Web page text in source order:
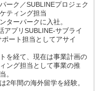
ーク／SUBLINEプロジェク
ティング担当
ターパークに入社。
アプリSUBLINE-サブライ
ート担当としてアサイ
を経て、現在は事業計画の
ング担当として事業の推
。
2年間の海外留学を経験。